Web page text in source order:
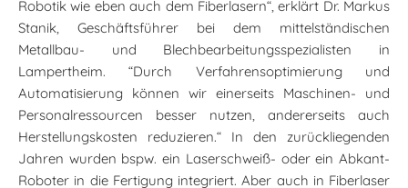
Robotik wie eben auch dem Fiberlasern“, erklärt Dr. Markus
Stanik, Geschäftsführer bei dem mittelständischen
Metallbau- und Blechbearbeitungsspezialisten in
Lampertheim. “Durch Verfahrensoptimierung und
Automatisierung können wir einerseits Maschinen- und
Personalressourcen besser nutzen, andererseits auch
Herstellungskosten reduzieren.“ In den zurückliegenden
Jahren wurden bspw. ein Laserschweiß- oder ein Abkant-
Roboter in die Fertigung integriert. Aber auch in Fiberlaser